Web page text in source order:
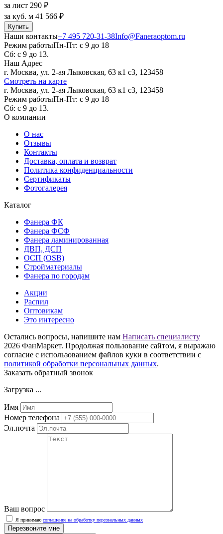
за лист 290 ₽
за куб. м 41 566 ₽
Купить
Наши контакты+7 495 720-31-38Info@Faneraoptom.ru
Режим работыПн-Пт: с 9 до 18
Сб: с 9 до 13.
Наш Адрес
г. Москва, ул. 2-ая Лыковская, 63 к1 с3, 123458
Смотреть на карте
г. Москва, ул. 2-ая Лыковская, 63 к1 с3, 123458
Режим работыПн-Пт: с 9 до 18
Сб: с 9 до 13.
О компании
О нас
Отзывы
Контакты
Доставка, оплата и возврат
Политика конфиденциальности
Сертификаты
Фотогалерея
Каталог
Фанера ФК
Фанера ФСФ
Фанера ламинированная
ДВП, ДСП
ОСП (OSB)
Стройматериалы
Фанера по городам
Акции
Распил
Оптовикам
Это интересно
Остались вопросы, напишите нам Написать специалисту
2026 ФанМаркет. Продолжая пользование сайтом, я выражаю
согласие с использованием файлов куки в соответствии с
политикой обработки персональных данных.
Заказать обратный звонок
Загрузка ...
Имя
Номер телефона
Эл.почта
Ваш вопрос
Я принимаю соглашение на обработку персональных данных